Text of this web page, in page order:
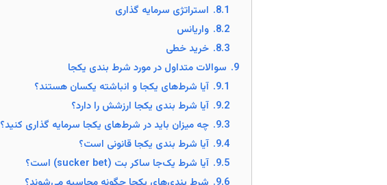
8.1. استراتژی سرمایه گذاری
8.2. واریانس
8.3. خرید خطی
9. سوالات متداول در مورد شرط بندی یکجا
9.1. آیا شرط‌های یکجا و انباشته یکسان هستند؟
9.2. آیا شرط بندی یکجا ارزشش را دارد؟
9.3. چه میزان باید در شرط‌های یکجا سرمایه گذاری کنید؟
9.4. آیا شرط بندی یکجا قانونی است؟
9.5. آیا شرط‌ یک‌جا ساکر بت (sucker bet) است؟